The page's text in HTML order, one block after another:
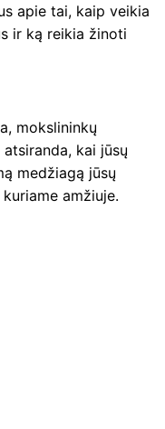
apie tai, kaip veikia
ir ką reikia žinoti
mokslininkų
kai jūsų
medžiagą jūsų
amžiuje.